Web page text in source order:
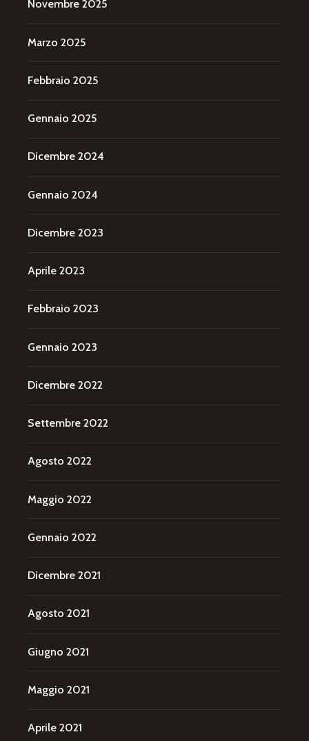
Novembre 2025
Marzo 2025
Febbraio 2025
Gennaio 2025
Dicembre 2024
Gennaio 2024
Dicembre 2023
Aprile 2023
Febbraio 2023
Gennaio 2023
Dicembre 2022
Settembre 2022
Agosto 2022
Maggio 2022
Gennaio 2022
Dicembre 2021
Agosto 2021
Giugno 2021
Maggio 2021
Aprile 2021